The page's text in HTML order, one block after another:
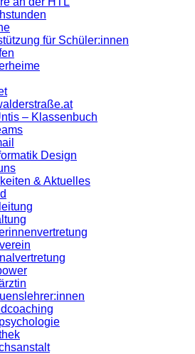
für Schüler:innen
– Klassenbuch
Design
& Aktuelles